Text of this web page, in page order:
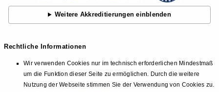
Weitere Akkreditierungen einblenden
Rechtliche Informationen
Wir verwenden Cookies nur im technisch erforderlichen Mindestmaß
um die Funktion dieser Seite zu ermöglichen. Durch die weitere
Nutzung der Webseite stimmen Sie der Verwendung von Cookies zu.